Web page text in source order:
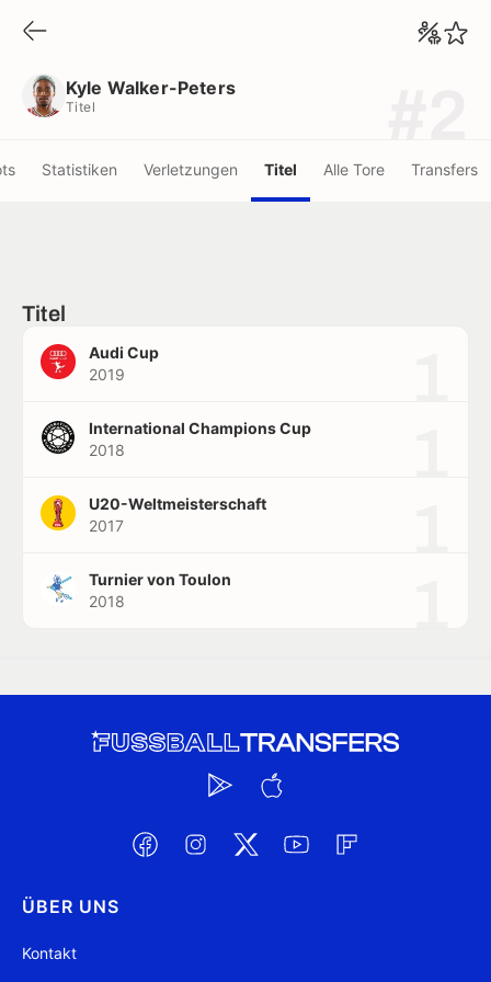
Kyle Walker-Peters
Titel
Statistiken Verletzungen Titel Alle Tore Transfers
Titel
Audi Cup
2019
International Champions Cup
2018
U20-Weltmeisterschaft
2017
Turnier von Toulon
2018
ÜBER UNS
Kontakt